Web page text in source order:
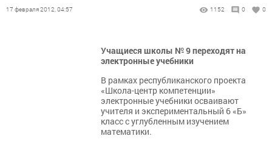
17 февраля 2012, 04:57 1152 0 0
Учащиеся школы № 9 переходят на
электронные учебники
В рамках республиканского проекта
«Школа-центр компетенции»
электронные учебники осваивают
учителя и экспериментальный 6 «Б»
класс с углубленным изучением
математики.